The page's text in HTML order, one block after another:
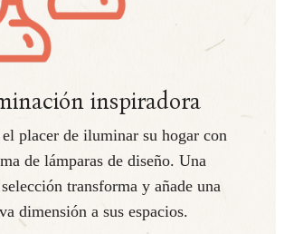
inspiradora
placer de iluminar su hogar con
de lámparas de diseño. Una
transforma y añade una
dimensión a sus espacios.